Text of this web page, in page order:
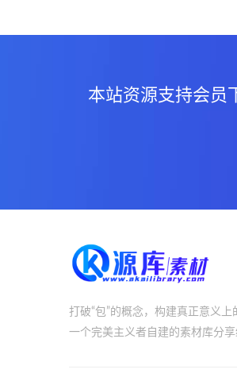
本站资源支持会员
打破“包”的概念，构建真正意义上
一个完美主义者自建的素材库分